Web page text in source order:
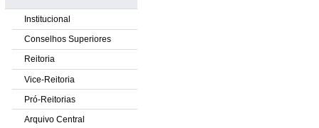
Institucional
Conselhos Superiores
Reitoria
Vice-Reitoria
Pró-Reitorias
Arquivo Central